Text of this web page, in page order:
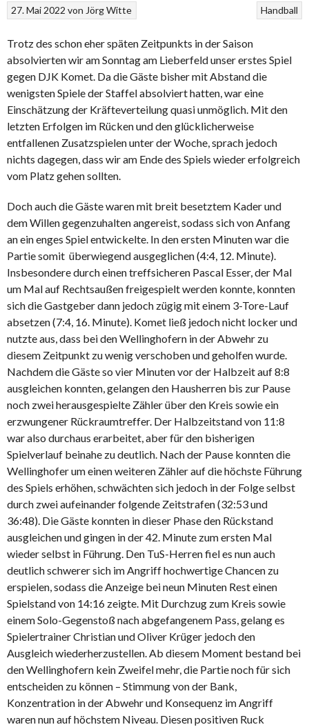
Handball
27. Mai 2022 vonJörg Witte
Trotz des schon eher späten Zeitpunkts in der Saison
absolvierten wir am Sonntag am Lieberfeld unser erstes Spiel
gegen DJK Komet. Da die Gäste bisher mit Abstand die
wenigsten Spiele der Staffel absolviert hatten, war eine
Einschätzung der Kräfteverteilung quasi unmöglich. Mit den
letzten Erfolgen im Rücken und den glücklicherweise
entfallenen Zusatzspielen unter der Woche, sprach jedoch
nichts dagegen, dass wir am Ende des Spiels wieder erfolgreich
vom Platz gehen sollten.
Doch auch die Gäste waren mit breit besetztem Kader und
dem Willen gegenzuhalten angereist, sodass sich von Anfang
an ein enges Spiel entwickelte. In den ersten Minuten war die
Partie somit überwiegend ausgeglichen (4:4, 12. Minute).
Insbesondere durch einen treffsicheren Pascal Esser, der Mal
um Mal auf Rechtsaußen freigespielt werden konnte, konnten
sich die Gastgeber dann jedoch zügig mit einem 3-Tore-Lauf
absetzen (7:4, 16. Minute). Komet ließ jedoch nicht locker und
nutzte aus, dass bei den Wellinghofern in der Abwehr zu
diesem Zeitpunkt zu wenig verschoben und geholfen wurde.
Nachdem die Gäste so vier Minuten vor der Halbzeit auf 8:8
ausgleichen konnten, gelangen den Hausherren bis zur Pause
noch zwei herausgespielte Zähler über den Kreis sowie ein
erzwungener Rückraumtreffer. Der Halbzeitstand von 11:8
war also durchaus erarbeitet, aber für den bisherigen
Spielverlauf beinahe zu deutlich. Nach der Pause konnten die
Wellinghofer um einen weiteren Zähler auf die höchste Führung
des Spiels erhöhen, schwächten sich jedoch in der Folge selbst
durch zwei aufeinander folgende Zeitstrafen (32:53 und
36:48). Die Gäste konnten in dieser Phase den Rückstand
ausgleichen und gingen in der 42. Minute zum ersten Mal
wieder selbst in Führung. Den TuS-Herren fiel es nun auch
deutlich schwerer sich im Angriff hochwertige Chancen zu
erspielen, sodass die Anzeige bei neun Minuten Rest einen
Spielstand von 14:16 zeigte. Mit Durchzug zum Kreis sowie
einem Solo-Gegenstoß nach abgefangenem Pass, gelang es
Spielertrainer Christian und Oliver Krüger jedoch den
Ausgleich wiederherzustellen. Ab diesem Moment bestand bei
den Wellinghofern kein Zweifel mehr, die Partie noch für sich
entscheiden zu können – Stimmung von der Bank,
Konzentration in der Abwehr und Konsequenz im Angriff
waren nun auf höchstem Niveau. Diesen positiven Ruck